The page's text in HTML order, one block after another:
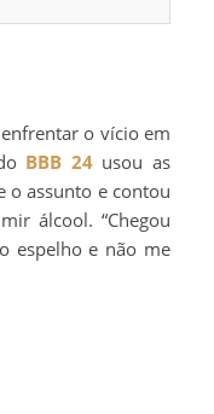
o vício em
BBB 24usou as
o assunto e contou
álcool. “Chegou
espelho e não me